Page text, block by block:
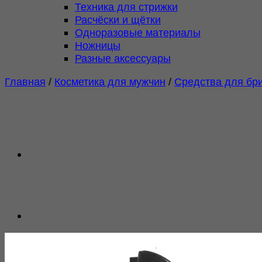
Техника для стрижки
Расчёски и щётки
Одноразовые материалы
Ножницы
Разные аксессуары
Главная / Косметика для мужчин / Средства для